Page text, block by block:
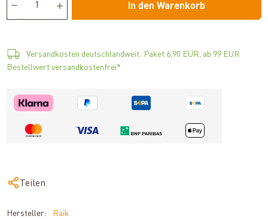
In den Warenkorb
Versandkosten deutschlandweit: Paket 6,90 EUR, ab 99 EUR
Bestellwert versandkostenfrei*
Teilen
Hersteller:
Raik